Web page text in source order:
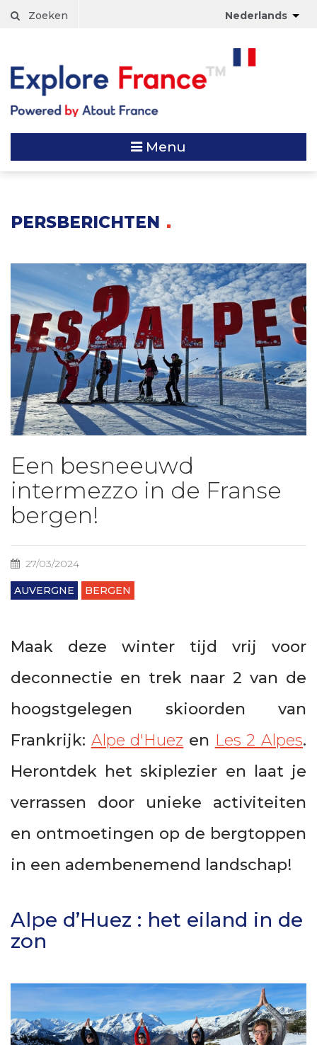
Zoeken Nederlands
Menu
PERSBERICHTEN
Een besneeuwd
intermezzo in de Franse
bergen!
27/03/2024
AUVERGNE BERGEN
Maak deze winter tijd vrij voor
deconnectie en trek naar 2 van de
hoogstgelegen skioorden van
Frankrijk: Alpe d'Huez en Les 2 Alpes.
Herontdek het skiplezier en laat je
verrassen door unieke activiteiten
en ontmoetingen op de bergtoppen
in een adembenemend landschap!
Alpe d’Huez : het eiland in de
zon